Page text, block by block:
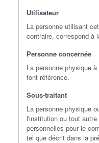
Utilisateur
La personne utilisant
contraire, correspond à
Personne concernée
La personne physique
font référence.
Sous-traitant
La personne physique
l'institution ou tout
personnelles pour le
tel que décrit dans la